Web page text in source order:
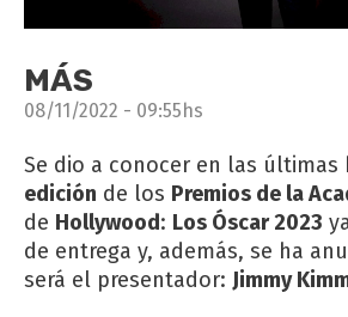
MÁS
08/11/2022 - 09:55hs
Se dio a conocer en las últimas
edición de los Premios de la
de Hollywood: Los Óscar 2023
de entrega y, además, se ha
será el presentador: Jimmy